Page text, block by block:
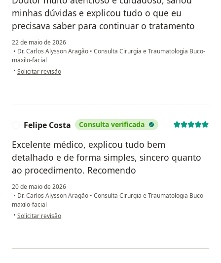
minhas dúvidas e explicou tudo o que eu
precisava saber para continuar o tratamento
22 de maio de 2026
• Dr. Carlos Alysson Aragão • Consulta Cirurgia e Traumatologia Buco-
maxilo-facial
• na opinião do utilizador Luzia
Solicitar revisão
Felipe Costa Consulta verificada
Excelente médico, explicou tudo bem
detalhado e de forma simples, sincero quanto
ao procedimento. Recomendo
20 de maio de 2026
• Dr. Carlos Alysson Aragão • Consulta Cirurgia e Traumatologia Buco-
maxilo-facial
• na opinião do utilizador Felipe Costa
Solicitar revisão